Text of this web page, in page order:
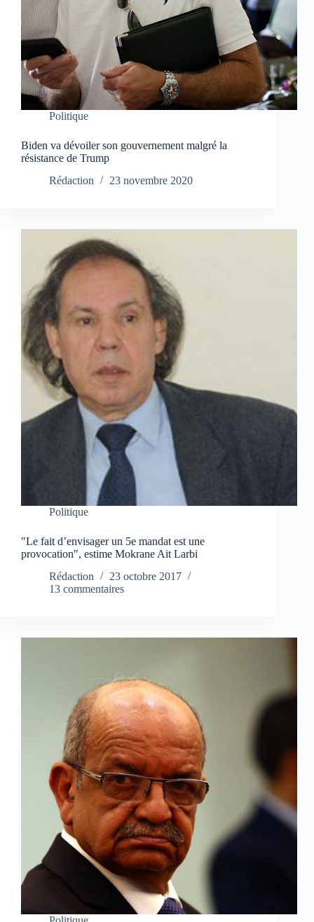
Politique
Biden va dévoiler son gouvernement malgré la
résistance de Trump
Rédaction
23 novembre 2020
Politique
"Le fait d’envisager un 5e mandat est une
provocation", estime Mokrane Ait Larbi
Rédaction
23 octobre 2017
13 commentaires